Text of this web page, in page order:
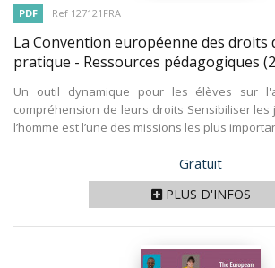
PDF Ref 127121FRA
La Convention européenne des droits
pratique - Ressources pédagogiques
Un outil dynamique pour les élèves sur
compréhension de leurs droits Sensibiliser
l’homme est l’une des missions les plus
Prix
Gratuit
PLUS D'INFOS